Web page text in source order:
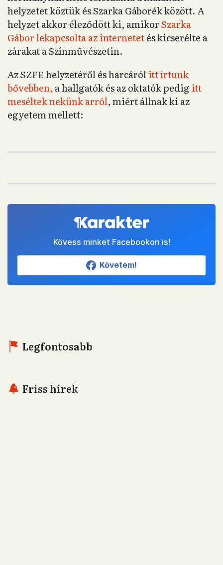
helyzetet köztük és Szarka Gáborék között. A
helyzet akkor éleződött ki, amikorSzarka
Gábor lekapcsolta az internetetés kicserélte a
zárakat a Színművészetin.
Az SZFE helyzetéről és harcárólitt írtunk
bővebben, a hallgatók és az oktatók pedig itt
meséltek nekünk arról, miért állnak ki az
egyetem mellett:
Kövess minket Facebookon is!
Követem!
Legfontosabb
Friss hírek